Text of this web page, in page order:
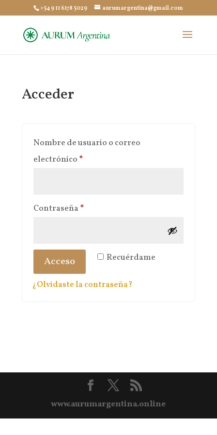
+54 9 11 6178 5029 aurumargentina@gmail.com
Acceder
Nombre de usuario o correo
electrónico *Obligatorio
Contraseña *Obligatorio
Recuérdame
Acceso
¿Olvidaste la contraseña?
www.aurumargentina.online